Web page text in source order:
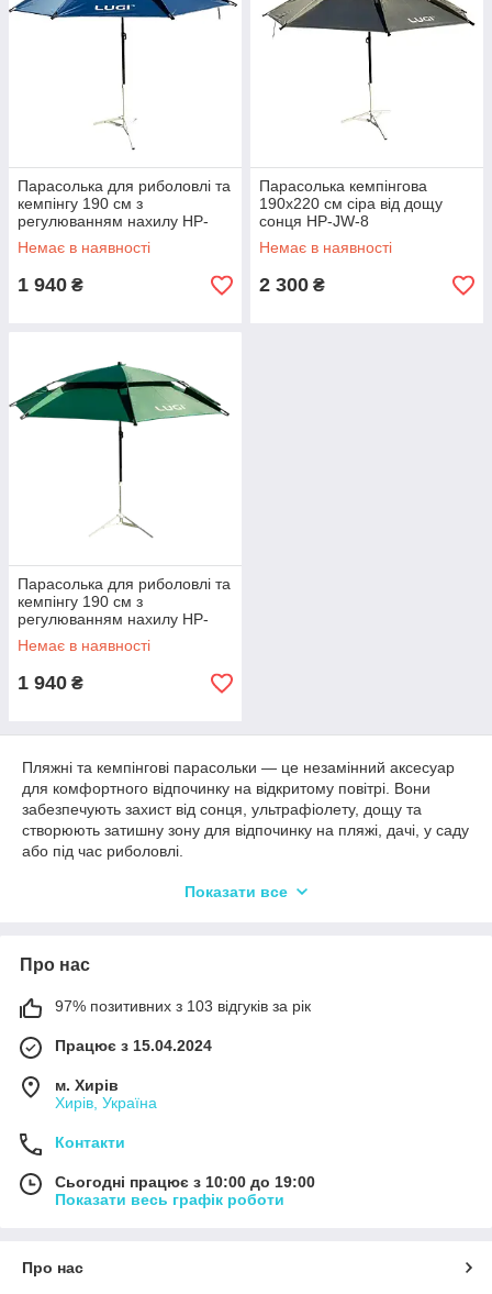
Парасолька для риболовлі та
кемпінгу 190 см з
регулюванням нахилу HP-
JW-7
Немає в наявності
1 940 ₴
Парасолька кемпінгова
190х220 см сіра від дощу
сонця HP-JW-8
Немає в наявності
2 300 ₴
Парасолька для риболовлі та
кемпінгу 190 см з
регулюванням нахилу HP-
JW-9
Немає в наявності
1 940 ₴
Пляжні та кемпінгові парасольки — це незамінний аксесуар
для комфортного відпочинку на відкритому повітрі. Вони
забезпечують захист від сонця, ультрафіолету, дощу та
створюють затишну зону для відпочинку на пляжі, дачі, у саду
або під час риболовлі.
парасольки, пляжні зонти з регулюванням нахилу, моделі з
відзначаються практичністю, міцністю та зручністю у
Обираючи садову або пляжну парасольку, ви отримуєте
надійний захист і комфорт у будь-яких погодних умовах під
час відпочинку на природі.
Показати все
Про нас
97% позитивних з 103 відгуків за рік
Працює з 15.04.2024
м. Хирів
Хирів, Україна
Контакти
Сьогодні працює з 10:00 до 19:00
Показати весь графік роботи
Про нас